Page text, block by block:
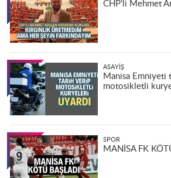
CHP'li Mehmet
ASAYIŞ
Manisa Emniyeti
motosikletli
SPOR
MANİSA FK